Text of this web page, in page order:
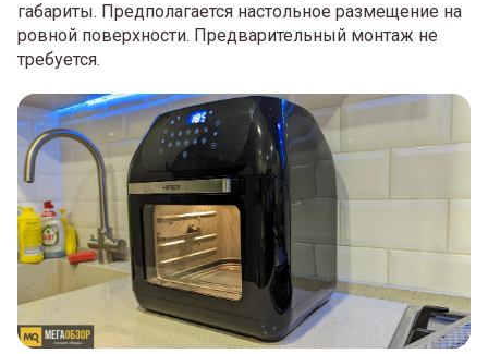
габариты. Предполагается настольное размещение на
ровной поверхности. Предварительный монтаж не
требуется.